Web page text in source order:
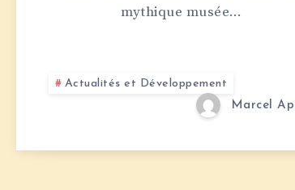
CE
mythique musée…
Actualités et Développement
Marcel